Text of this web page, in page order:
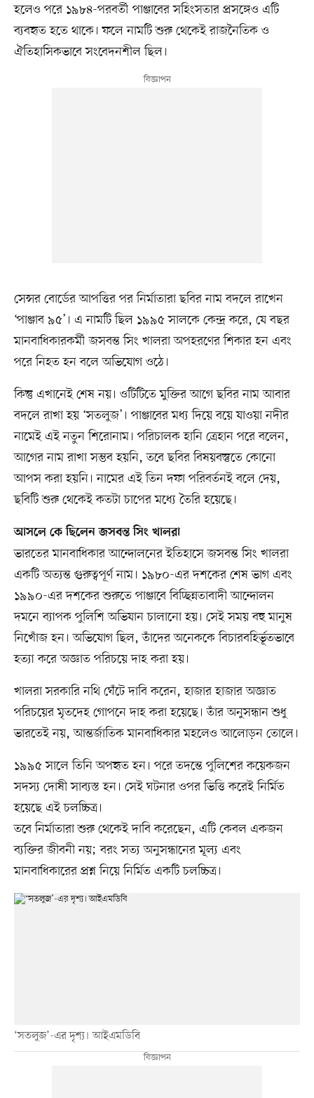
হলেও পরে ১৯৮৪-পরবর্তী পাঞ্জাবের সহিংসতার প্রসঙ্গেও এটি
ব্যবহৃত হতে থাকে। ফলে নামটি শুরু থেকেই রাজনৈতিক ও
ঐতিহাসিকভাবে সংবেদনশীল ছিল।
সেন্সর বোর্ডের আপত্তির পর নির্মাতারা ছবির নাম বদলে রাখেন
‘পাঞ্জাব ৯৫’। এ নামটি ছিল ১৯৯৫ সালকে কেন্দ্র করে, যে বছর
মানবাধিকারকর্মী জসবন্ত সিং খালরা অপহরণের শিকার হন এবং
পরে নিহত হন বলে অভিযোগ ওঠে।
কিন্তু এখানেই শেষ নয়। ওটিটিতে মুক্তির আগে ছবির নাম আবার
বদলে রাখা হয় ‘সতলুজ’। পাঞ্জাবের মধ্য দিয়ে বয়ে যাওয়া নদীর
নামেই এই নতুন শিরোনাম। পরিচালক হানি ত্রেহান পরে বলেন,
আগের নাম রাখা সম্ভব হয়নি, তবে ছবির বিষয়বস্তুতে কোনো
আপস করা হয়নি। নামের এই তিন দফা পরিবর্তনই বলে দেয়,
ছবিটি শুরু থেকেই কতটা চাপের মধ্যে তৈরি হয়েছে।
আসলে কে ছিলেন জসবন্ত সিং খালরা
ভারতের মানবাধিকার আন্দোলনের ইতিহাসে জসবন্ত সিং খালরা
একটি অত্যন্ত গুরুত্বপূর্ণ নাম। ১৯৮০-এর দশকের শেষ ভাগ এবং
১৯৯০-এর দশকের শুরুতে পাঞ্জাবে বিচ্ছিন্নতাবাদী আন্দোলন
দমনে ব্যাপক পুলিশি অভিযান চালানো হয়। সেই সময় বহু মানুষ
নিখোঁজ হন। অভিযোগ ছিল, তাঁদের অনেককে বিচারবহির্ভূতভাবে
হত্যা করে অজ্ঞাত পরিচয়ে দাহ করা হয়।
খালরা সরকারি নথি ঘেঁটে দাবি করেন, হাজার হাজার অজ্ঞাত
পরিচয়ের মৃতদেহ গোপনে দাহ করা হয়েছে। তাঁর অনুসন্ধান শুধু
ভারতেই নয়, আন্তর্জাতিক মানবাধিকার মহলেও আলোড়ন তোলে।
১৯৯৫ সালে তিনি অপহৃত হন। পরে তদন্তে পুলিশের কয়েকজন
সদস্য দোষী সাব্যস্ত হন। সেই ঘটনার ওপর ভিত্তি করেই নির্মিত
হয়েছে এই চলচ্চিত্র।
তবে নির্মাতারা শুরু থেকেই দাবি করেছেন, এটি কেবল একজন
ব্যক্তির জীবনী নয়; বরং সত্য অনুসন্ধানের মূল্য এবং
মানবাধিকারের প্রশ্ন নিয়ে নির্মিত একটি চলচ্চিত্র।
‘সতলুজ’-এর দৃশ্য। আইএমডিবি